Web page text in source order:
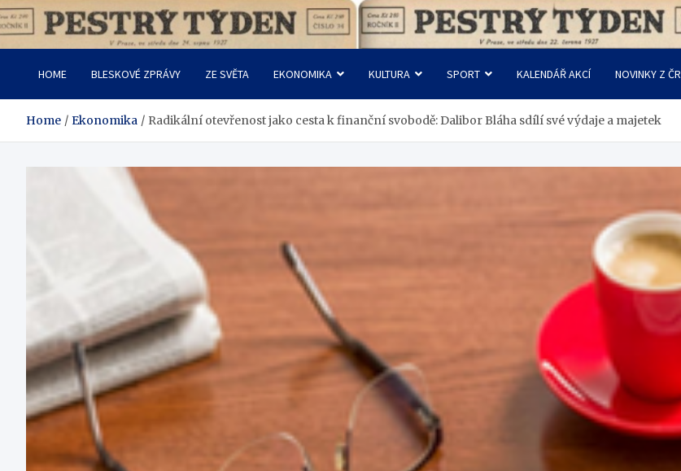
Skip
to
Pestrý Týden
HOME BLESKOVÉ ZPRÁVY ZE SVĚTA EKONOMIKA KULTURA SPORT KALENDÁŘ AKCÍ NOVINKY Z ČR
Home Ekonomika Radikální otevřenost jako cesta k finanční svobodě: Dalibor Bláha sdílí své výdaje a majetek